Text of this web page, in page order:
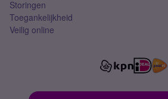
Storingen
Toegankelijkheid
Veilig online